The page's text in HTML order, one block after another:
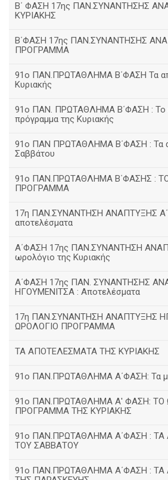
B΄ ΦΑΣΗ 17ης ΠΑΝ.ΣΥΝΑΝΤΗΣΗΣ
ΚΥΡΙΑΚΗΣ
Β΄ΦΑΣΗ 17ης ΠΑΝ.ΣΥΝΑΝΤΗΣΗΣ
ΠΡΟΓΡΑΜΜΑ
91ο ΠΑΝ.ΠΡΩΤΑΘΛΗΜΑ Β΄ΦΑΣΗ Τα
Κυριακής
91ο ΠΑΝ. ΠΡΩΤΑΘΛΗΜΑ Β΄ΦΑΣΗ : Το
πρόγραμμα της Κυριακής
91ο ΠΑΝ ΠΡΩΤΑΘΛΗΜΑ Β΄ΦΑΣΗ : Τα
Σαββάτου
91ο ΠΑΝ.ΠΡΩΤΑΘΛΗΜΑ Β΄ΦΑΣΗΣ :
ΠΡΟΓΡΑΜΜΑ
17η ΠΑΝ.ΣΥΝΑΝΤΗΣΗ ΑΝΑΠΤΥΞΗΣ
αποτελέσματα
Α΄ΦΑΣΗ 17ης ΠΑΝ.ΣΥΝΑΝΤΗΣΗ
ωρολόγιο της Κυριακής
Α΄ΦΑΣΗ 17ης ΠΑΝ. ΣΥΝΑΝΤΗΣΗΣ
ΗΓΟΥΜΕΝΙΤΣΑ : Αποτελέσματα
17η ΠΑΝ.ΣΥΝΑΝΤΗΣΗ ΑΝΑΠΤΥΞΗΣ
ΩΡΟΛΟΓΙΟ ΠΡΟΓΡΑΜΜΑ
ΤΑ ΑΠΟΤΕΛΕΣΜΑΤΑ ΤΗΣ ΚΥΡΙΑΚΗΣ
91ο ΠΑΝ.ΠΡΩΤΑΘΛΗΜΑ Α΄ΦΑΣΗ: Τα
91ο ΠΑΝ.ΠΡΩΤΑΘΛΗΜΑ Α' ΦΑΣΗ: ΤΟ
ΠΡΟΓΡΑΜΜΑ ΤΗΣ ΚΥΡΙΑΚΗΣ
91ο ΠΑΝ.ΠΡΩΤΑΘΛΗΜΑ Α΄ΦΑΣΗ :
ΤΟΥ ΣΑΒΒΑΤΟΥ
91ο ΠΑΝ.ΠΡΩΤΑΘΛΗΜΑ Α΄ΦΑΣΗ :